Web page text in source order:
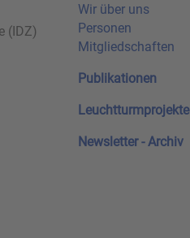
(IDZ)
Wir über uns
Personen
Mitgliedschaften
Publikationen
Leuchtturmprojekte
Newsletter - Archiv